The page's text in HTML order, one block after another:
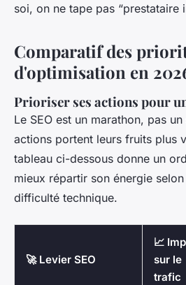
soi, on ne tape pas “prestataire
Comparatif des
d'optimisation en
Prioriser ses actions pour
Le SEO est un marathon, pas
actions portent leurs fruits plus
tableau ci-dessous donne un
mieux répartir son énergie
difficulté technique.
🚀 Levier SEO
📈
sur le
trafic